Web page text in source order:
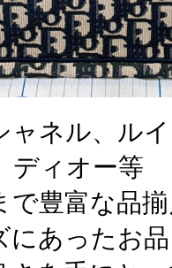
ャネル、ル
ディオー等
で豊富な品
にあったお